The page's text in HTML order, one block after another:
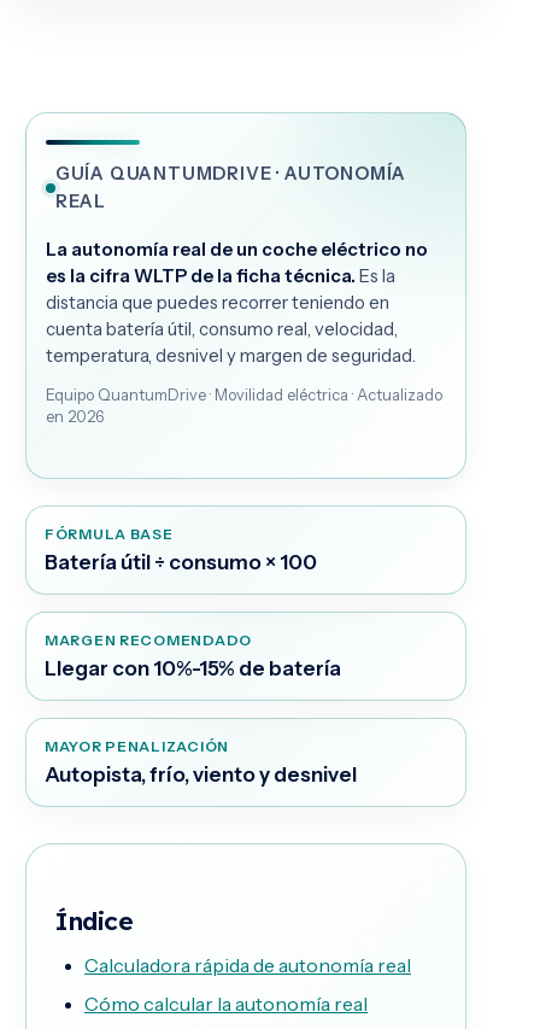
GUÍA QUANTUMDRIVE · AUTONOMÍA
REAL
La autonomía real de un coche eléctrico no
es la cifra WLTP de la ficha técnica. Es la
distancia que puedes recorrer teniendo en
cuenta batería útil, consumo real, velocidad,
temperatura, desnivel y margen de seguridad.
Equipo QuantumDrive · Movilidad eléctrica · Actualizado
en 2026
FÓRMULA BASE
Batería útil ÷ consumo × 100
MARGEN RECOMENDADO
Llegar con 10%-15% de batería
MAYOR PENALIZACIÓN
Autopista, frío, viento y desnivel
Índice
Calculadora rápida de autonomía real
Cómo calcular la autonomía real